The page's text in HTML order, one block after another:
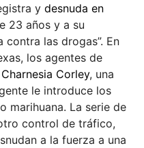
y desnuda en
23 años y a su
contra las drogas”. En
los agentes de
Corley, una
le introduce los
marihuana. La serie de
control de tráfico,
a la fuerza a una